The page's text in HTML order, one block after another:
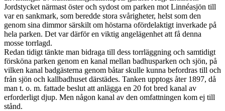
Jordstycket närmast öster och sydost om parken mot Linnéasjön till
var en sankmark, som beredde stora svårigheter, helst som den
genom sina dimmor särskilt om höstarna ofördelaktigt inverkade på
hela parken. Det var därför en viktig angelägenhet att få denna
mosse torrlagd.
Redan tidigt tänkte man bidraga till dess torrläggning och samtidigt
försköna parken genom en kanal mellan badhusparken och sjön, på
vilken kanal badgästerna genom båtar skulle kunna befordras till och
från sjön och kallbadhuset därstädes. Tanken upptogs åter 1897, då
man t. o. m. fattade beslut att anlägga en 20 fot bred kanal av
erforderligt djup. Men någon kanal av den omfattningen kom ej till
stånd.